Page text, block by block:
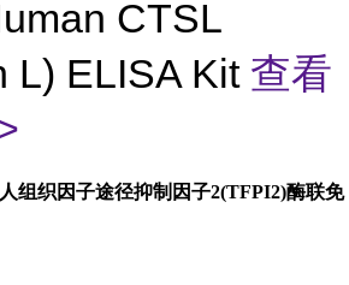
CTSL
L) ELISA Kit 查看
组织因子途径抑制因子2(TFPI2)酶联免